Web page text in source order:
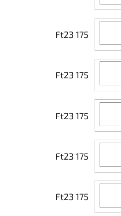
Ft23 175
Ft23 175
Ft23 175
Ft23 175
Ft23 175